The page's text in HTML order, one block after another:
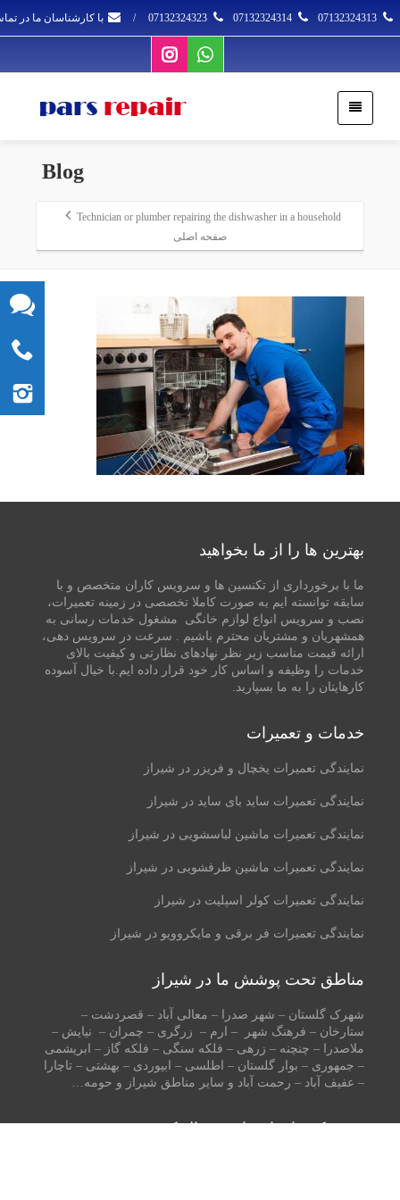
/ با کارشناسان ما در
Blog
Technician or plumber repairing the dishwasher in a household
صفحه اصلی
بهترین ها را از ما بخواهید
ما با برخورداری از تکنسین ها و سرویس کاران متخصص و با
سابقه توانسته ایم به صورت کاملا تخصصی در زمینه تعمیرات،
نصب و سرویس انواع لوازم خانگی مشغول خدمات رسانی به
همشهریان و مشتریان محترم باشیم . سرعت در سرویس دهی،
ارائه قیمت مناسب زیر نظر نهادهای نظارتی و کیفیت بالای
خدمات را وظیفه و اساس کار خود قرار داده ایم.با خیال آسوده
کارهایتان را به ما بسپارید.
خدمات و تعمیرات
نمایندگی تعمیرات یخچال و فریزر در شیراز
نمایندگی تعمیرات ساید بای ساید در شیراز
نمایندگی تعمیرات ماشین لباسشویی در شیراز
نمایندگی تعمیرات ماشین ظرفشویی در شیراز
نمایندگی تعمیرات کولر اسپلیت در شیراز
نمایندگی تعمیرات فر برقی و مایکروویو در شیراز
مناطق تحت پوشش ما در شیراز
شهرک گلستان – شهر صدرا – معالی آباد – قصردشت –
ستارخان – فرهنگ شهر – ارم – زرگری – چمران – نیایش –
ملاصدرا – چنچنه – زرهی – فلکه سنگی – فلکه گاز – ابریشمی
– جمهوری – بوار گلستان – اطلسی – ابیوردی – بهشتی – تاچارا
– عفیف آباد – رحمت آباد و سایر مناطق شیراز و حومه…
در شبکه های اجتماعی دنبال کنید